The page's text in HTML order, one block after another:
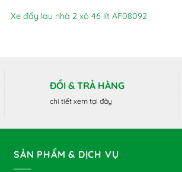
Xe đẩy lau nhà 2 xô 46 lít AF08092
ĐỔI & TRẢ HÀNG
chi tiết xem tại đây
SẢN PHẨM & DỊCH VỤ